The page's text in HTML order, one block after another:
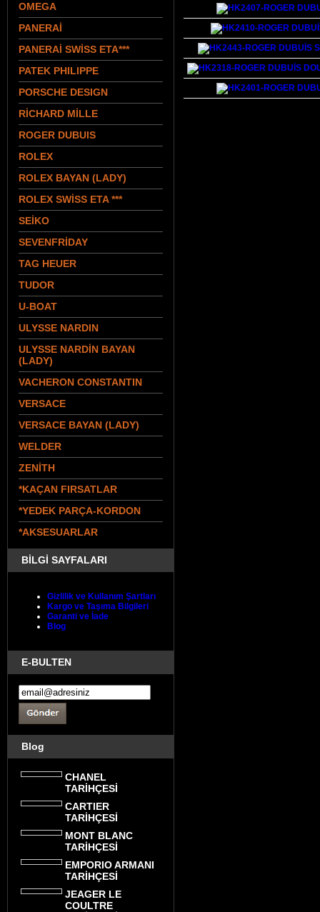
OMEGA
PANERAİ
PANERAİ SWİSS ETA***
PATEK PHILIPPE
PORSCHE DESIGN
RİCHARD MİLLE
ROGER DUBUIS
ROLEX
ROLEX BAYAN (LADY)
ROLEX SWİSS ETA ***
SEİKO
SEVENFRİDAY
TAG HEUER
TUDOR
U-BOAT
ULYSSE NARDIN
ULYSSE NARDİN BAYAN
(LADY)
VACHERON CONSTANTIN
VERSACE
VERSACE BAYAN (LADY)
WELDER
ZENİTH
*KAÇAN FIRSATLAR
*YEDEK PARÇA-KORDON
*AKSESUARLAR
BİLGİ SAYFALARI
Gizlilik ve Kullanım Şartları
Kargo ve Taşıma Bilgileri
Garanti ve İade
Blog
E-BULTEN
Blog
CHANEL
TARİHÇESİ
CARTIER
TARİHÇESİ
MONT BLANC
TARİHÇESİ
EMPORIO ARMANI
TARİHÇESİ
JEAGER LE
COULTRE